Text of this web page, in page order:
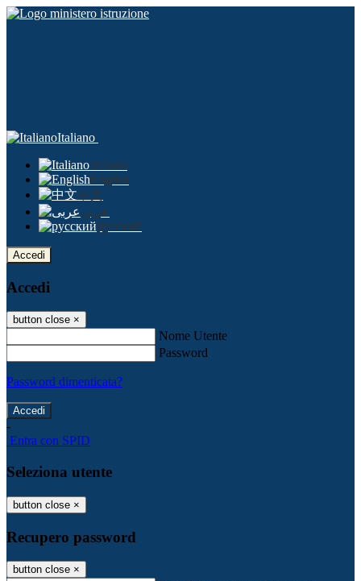
Italiano
Italiano
English
中文
عربى
русский
Accedi
Accedi
button close ×
Nome Utente
Password
Password dimenticata?
-
Entra con SPID
Seleziona utente
button close ×
Recupero password
button close ×